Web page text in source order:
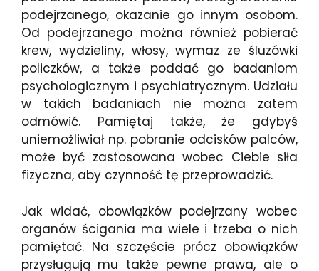
podejrzanego, okazanie go innym osobom.
Od podejrzanego można również pobierać
krew, wydzieliny, włosy, wymaz ze śluzówki
policzków, a także poddać go badaniom
psychologicznym i psychiatrycznym. Udziału
w takich badaniach nie można zatem
odmówić. Pamiętaj także, że gdybyś
uniemożliwiał np. pobranie odcisków palców,
może być zastosowana wobec Ciebie siła
fizyczna, aby czynność tę przeprowadzić.
Jak widać, obowiązków podejrzany wobec
organów ścigania ma wiele i trzeba o nich
pamiętać. Na szczęście prócz obowiązków
przysługują mu także pewne prawa, ale o